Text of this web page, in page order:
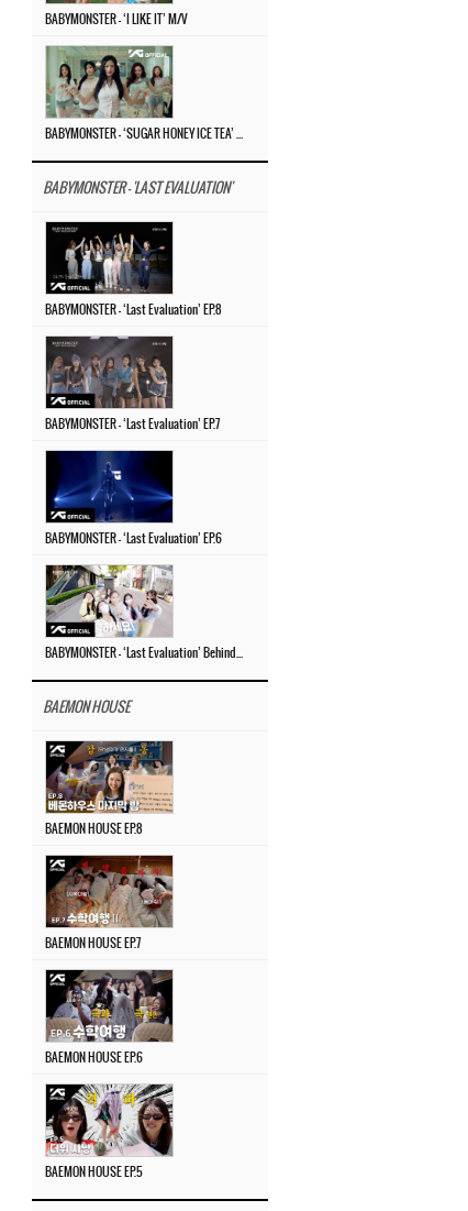
BABYMONSTER – ‘I LIKE IT’ M/V
BABYMONSTER - 'LAST EVALUATION'
BABYMONSTER – ‘Last Evaluation’ EP.8
BABYMONSTER – ‘Last Evaluation’ EP.7
BABYMONSTER – ‘Last Evaluation’ EP.6
BAEMON HOUSE
BAEMON HOUSE EP.8
BAEMON HOUSE EP.7
BAEMON HOUSE EP.6
BAEMON HOUSE EP.5